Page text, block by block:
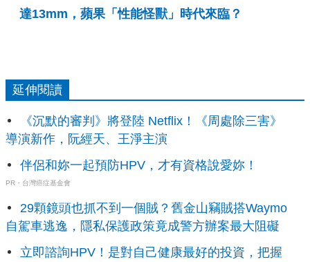
達13mm，蘋果「性能怪獸」時代來臨？
延伸閱讀
《沉默的審判》將登陸 Netflix！《周處除三害》
導演新作，阮經天、王淨主演
伴侶和妳一起預防HPV，才有資格說愛妳！
PR・台灣癌症基金會
29顆鏡頭也抓不到一個賊？舊金山竊賊搭Waymo
自駕車逃逸，隱私保護政策竟成警方辦案最大阻礙
立即諮詢HPV！是對自己健康最好的投資，把握